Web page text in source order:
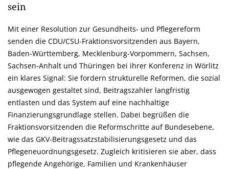
sein
Mit einer Resolution zur Gesundheits- und Pflegereform
senden die CDU/CSU-Fraktionsvorsitzenden aus Bayern,
Baden-Württemberg, Mecklenburg-Vorpommern, Sachsen,
Sachsen-Anhalt und Thüringen bei ihrer Konferenz in Wörlitz
ein klares Signal: Sie fordern strukturelle Reformen, die sozial
ausgewogen gestaltet sind, Beitragszahler langfristig
entlasten und das System auf eine nachhaltige
Finanzierungsgrundlage stellen. Dabei begrüßen die
Fraktionsvorsitzenden die Reformschritte auf Bundesebene,
wie das GKV-Beitragssatzstabilisierungsgesetz und das
Pflegeneuordnungsgesetz. Zugleich kritisieren sie aber, dass
pflegende Angehörige, Familien und Krankenhäuser